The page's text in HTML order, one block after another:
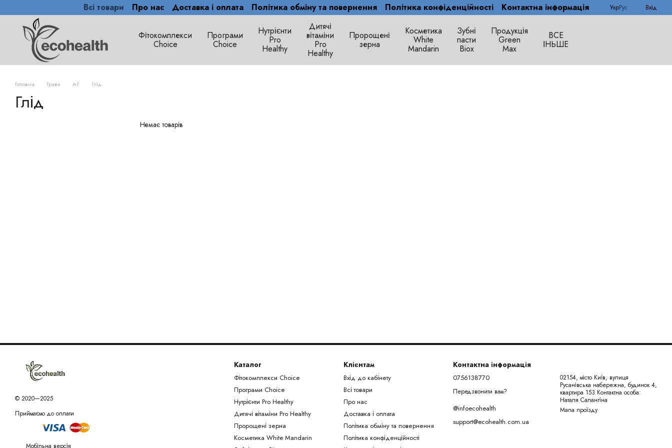
Перейти до основного контенту
Всі товари Про нас Доставка і оплата Політика обміну та повернення Політика конфіденційності Контактна інформація УкрРус Вхід
Фітокомплекси
Сhoice
Програми
Choice
Нутрієнти
Рro
Healthy
Дитячі
вітаміни
Pro
Healthy
Пророщені
зерна
Косметика
White
Mandarin
Зубні
пасти
Biox
Продукція
Green
Max
ВСЕ
ІНЬШЕ
Головна Трави А-Г Глід
Глід
Немає товарів
© 2020—2025
Приймаємо до оплати
Мобільна версія
Каталог
Фітокомплекси Сhoice
Програми Choice
Нутрієнти Рro Healthy
Дитячі вітаміни Pro Healthy
Пророщені зерна
Косметика White Mandarin
Клієнтам
Вхід до кабінету
Всі товари
Про нас
Доставка і оплата
Політика обміну та повернення
Політика конфіденційності
Контактна інформація
0756138770
Передзвонити вам?
@infoecohealth
support@ecohealth.com.ua
02154, місто Київ, вулиця
Русанівська набережна, будинок 4,
квартира 153 Контактна особа:
Наталя Салангіна
Мапа проїзду